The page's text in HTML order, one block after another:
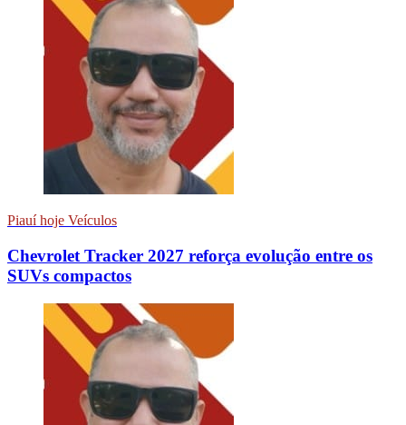
Piauí hoje Veículos
Chevrolet Tracker 2027 reforça evolução entre os
SUVs compactos